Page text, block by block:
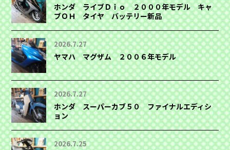
ホンダ ライブＤｉｏ ２０００年モデル キャ
ブＯＨ タイヤ バッテリー新品
2026.7.27
ヤマハ マグザム ２００６年モデル
2026.7.27
ホンダ スーパーカブ５０ ファイナルエディシ
ョン
2026.7.25